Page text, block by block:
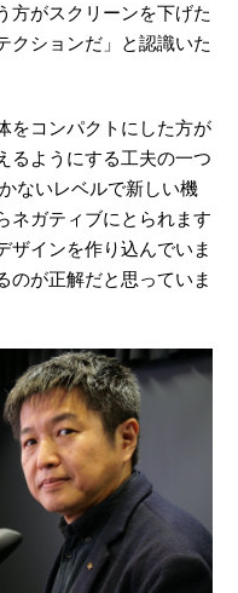
方がスクリーンを下げた
クションだ」と認識いた
をコンパクトにした方が
るようにする工夫の一つ
ないレベルで新しい機
ネガティブにとられます
ザインを作り込んでいま
のが正解だと思っていま